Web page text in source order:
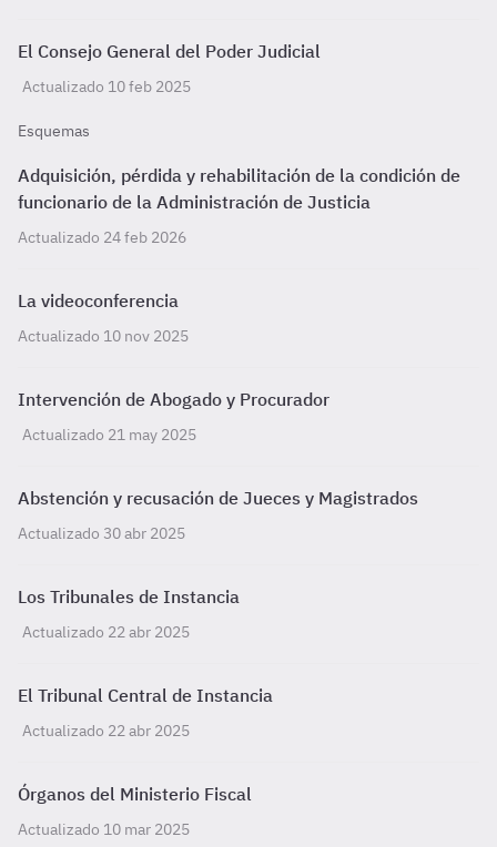
El Consejo General del Poder Judicial
Actualizado 10 feb 2025
Esquemas
Adquisición, pérdida y rehabilitación de la condición de
funcionario de la Administración de Justicia
Actualizado 24 feb 2026
La videoconferencia
Actualizado 10 nov 2025
Intervención de Abogado y Procurador
Actualizado 21 may 2025
Abstención y recusación de Jueces y Magistrados
Actualizado 30 abr 2025
Los Tribunales de Instancia
Actualizado 22 abr 2025
El Tribunal Central de Instancia
Actualizado 22 abr 2025
Órganos del Ministerio Fiscal
Actualizado 10 mar 2025